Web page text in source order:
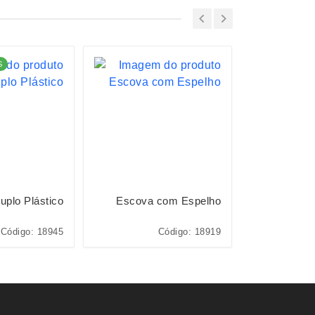
Plástico
Código: 18945
Escova com Espelho
Código: 18919